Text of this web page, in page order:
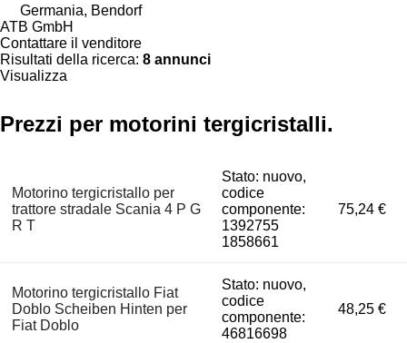
Germania, Bendorf
ATB GmbH
Contattare il venditore
Risultati della ricerca: 8 annunci
Visualizza
Prezzi per motorini tergicristalli.
Motorino tergicristallo per
trattore stradale Scania 4 P G
R T
Stato: nuovo,
codice
componente:
1392755
1858661
75,24 €
Motorino tergicristallo Fiat
Doblo Scheiben Hinten per
Fiat Doblo
Stato: nuovo,
codice
componente:
46816698
48,25 €